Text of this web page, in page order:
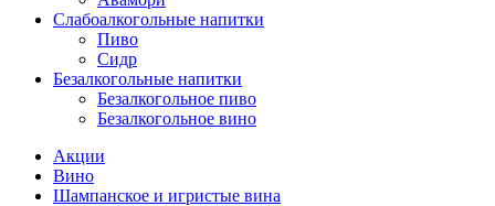
Слабоалкогольные напитки
Пиво
Сидр
Безалкогольные напитки
Безалкогольное пиво
Безалкогольное вино
Акции
Вино
Шампанское и игристые вина